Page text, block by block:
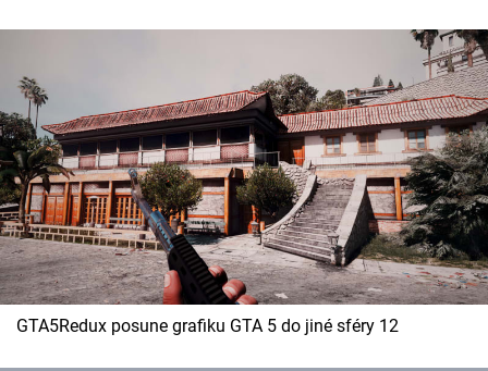
GTA5Redux posune grafiku GTA 5 do jiné sféry 12